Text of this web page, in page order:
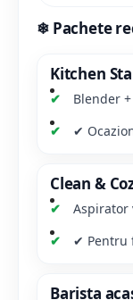
❄Pachete
Kitchen
Blender
✔
Clean &
Aspirator
✔ Pentru
Barista